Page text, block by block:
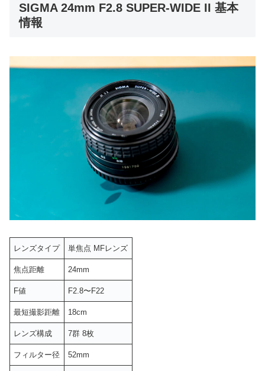
SIGMA 24mm F2.8 SUPER-WIDE II 基本
情報
レンズタイプ 単焦点 MFレンズ
焦点距離 24mm
F値 F2.8〜F22
最短撮影距離 18cm
レンズ構成 7群 8枚
フィルター径 52mm